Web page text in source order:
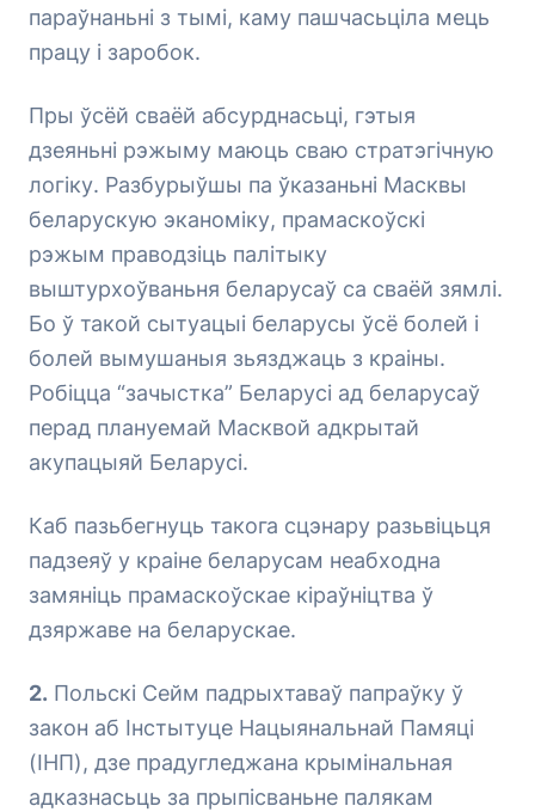
параўнаньні з тымі, каму пашчасьціла мець
працу і заробок.
Пры ўсёй сваёй абсурднасьці, гэтыя
дзеяньні рэжыму маюць сваю стратэгічную
логіку. Разбурыўшы па ўказаньні Масквы
беларускую эканоміку, прамаскоўскі
рэжым праводзіць палітыку
выштурхоўваньня беларусаў са сваёй зямлі.
Бо ў такой сытуацыі беларусы ўсё болей і
болей вымушаныя зьязджаць з краіны.
Робіцца “зачыстка” Беларусі ад беларусаў
перад плануемай Масквой адкрытай
акупацыяй Беларусі.
Каб пазьбегнуць такога сцэнару разьвіцьця
падзеяў у краіне беларусам неабходна
замяніць прамаскоўскае кіраўніцтва ў
дзяржаве на беларускае.
2. Польскі Сейм падрыхтаваў папраўку ў
закон аб Інстытуце Нацыянальнай Памяці
(ІНП), дзе прадугледжана крымінальная
адказнасьць за прыпісваньне палякам